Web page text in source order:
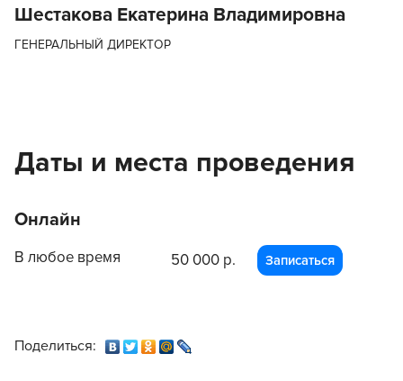
Шестакова Екатерина Владимировна
ГЕНЕРАЛЬНЫЙ ДИРЕКТОР
Даты и места проведения
Онлайн
В любое время 50 000 р. Записаться
Поделиться: